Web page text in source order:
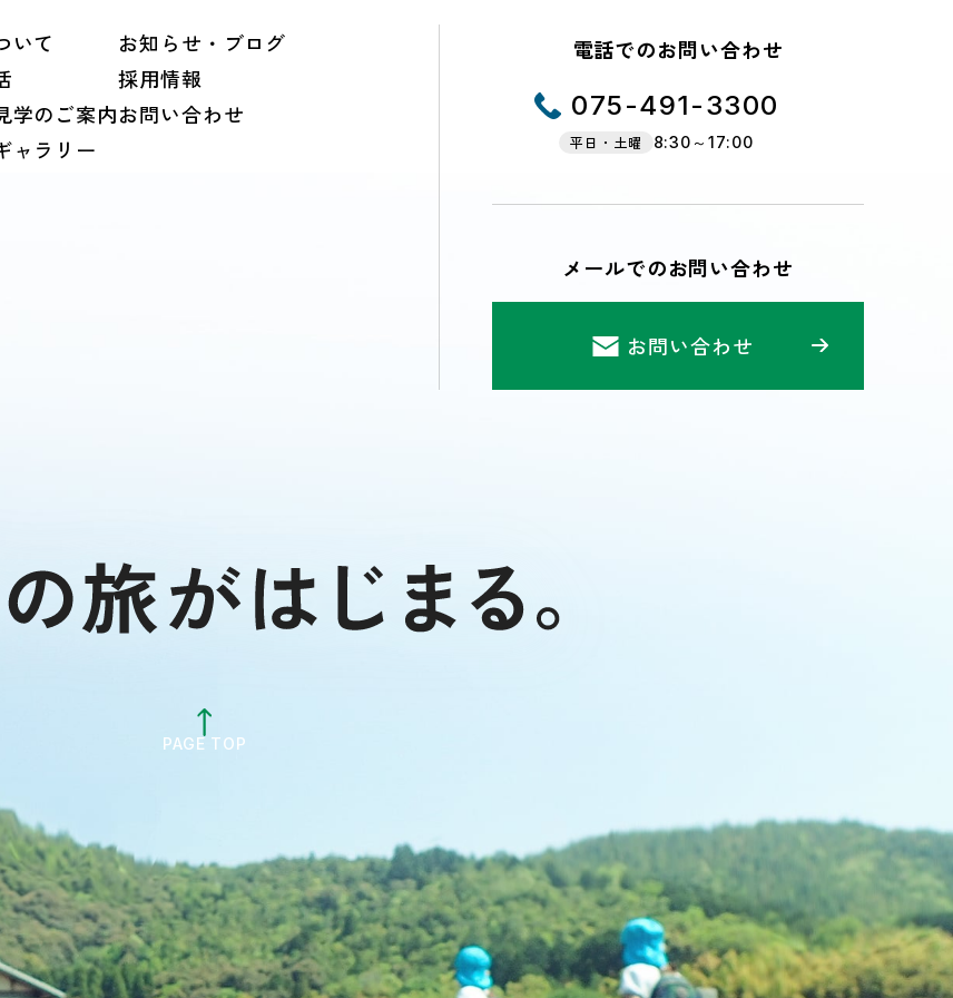
いて
学のご案内
ャラリー
お知らせ・ブログ
採用情報
お問い合わせ
電話でのお問い合わせ
075-491-3300
平日・土曜 8:30～17:00
メールでのお問い合わせ
お問い合わせ
PAGE TOP